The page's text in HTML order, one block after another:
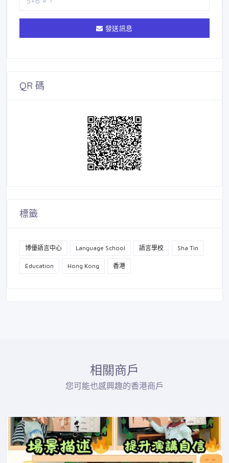
發送訊息
QR 碼
標籤
博優語言中心 Language School 語言學校 Sha Tin
Education Hong Kong 香港
相關商戶
您可能也感興趣的香港商戶